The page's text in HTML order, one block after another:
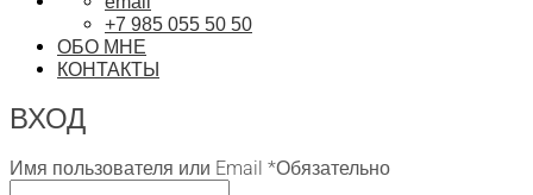
+7 985 055 50 50
ОБО МНЕ
КОНТАКТЫ
ВХОД
Имя пользователя или Email *Обязательно